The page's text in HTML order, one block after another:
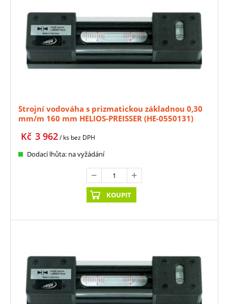
Strojní vodováha s prizmatickou základnou 0,30
mm/m 160 mm HELIOS-PREISSER (HE-0550131)
3 962
Kč / ks bez DPH
Dodací lhůta: na vyžádání
KOUPIT